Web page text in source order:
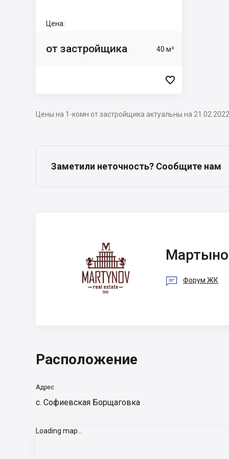
Цена:
от застройщика 40 м²

Цены на 1-комн от застройщика актуальны на 21.02.2022
Заметили неточность? Сообщите нам
Мартынов
 Форум ЖК
Расположение
Адрес
с. Софиевская Борщаговка
Loading map...